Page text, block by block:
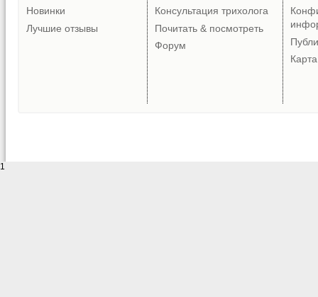
Новинки
Лучшие отзывы
Консультация трихолога
Почитать & посмотреть
Форум
1